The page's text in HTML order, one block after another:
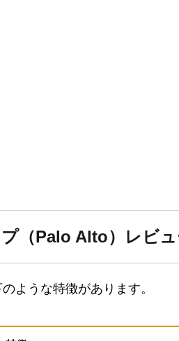
（Palo Alto）レビ
ような特徴があります。